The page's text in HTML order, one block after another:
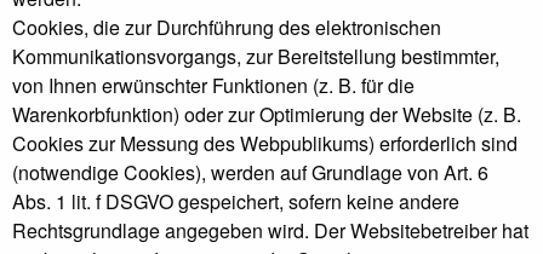
Cookies, die zur Durchführung des elektronischen
Kommunikationsvorgangs, zur Bereitstellung bestimmter,
von Ihnen erwünschter Funktionen (z. B. für die
Warenkorbfunktion) oder zur Optimierung der Website (z. B.
Cookies zur Messung des Webpublikums) erforderlich sind
(notwendige Cookies), werden auf Grundlage von Art. 6
Abs. 1 lit. f DSGVO gespeichert, sofern keine andere
Rechtsgrundlage angegeben wird. Der Websitebetreiber hat